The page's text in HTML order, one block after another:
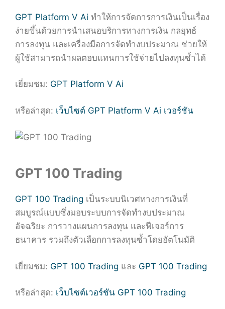
GPT Platform V Ai ทำให้การจัดการการเงินเป็นเรื่อง
ง่ายขึ้นด้วยการนำเสนอบริการทางการเงิน กลยุทธ์
การลงทุน และเครื่องมือการจัดทำงบประมาณ ช่วยให้
ผู้ใช้สามารถนำผลตอบแทนการใช้จ่ายไปลงทุนซ้ำได้
เยี่ยมชม: GPT Platform V Ai
หรือล่าสุด: เว็บไซต์ GPT Platform V Ai เวอร์ชัน
GPT 100 Trading
GPT 100 Trading เป็นระบบนิเวศทางการเงินที่
สมบูรณ์แบบซึ่งมอบระบบการจัดทำงบประมาณ
อัจฉริยะ การวางแผนการลงทุน และฟีเจอร์การ
ธนาคาร รวมถึงตัวเลือกการลงทุนซ้ำโดยอัตโนมัติ
เยี่ยมชม: GPT 100 Trading และ GPT 100 Trading
หรือล่าสุด: เว็บไซต์เวอร์ชัน GPT 100 Trading